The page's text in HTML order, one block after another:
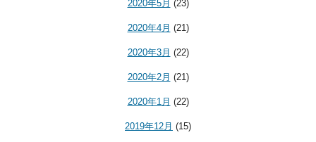
2020年5月 (23)
2020年4月 (21)
2020年3月 (22)
2020年2月 (21)
2020年1月 (22)
2019年12月 (15)